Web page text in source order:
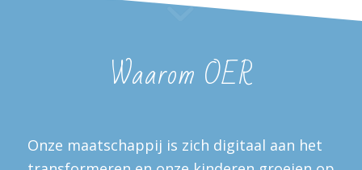
Waarom OER
Onze maatschappij is zich digitaal aan het